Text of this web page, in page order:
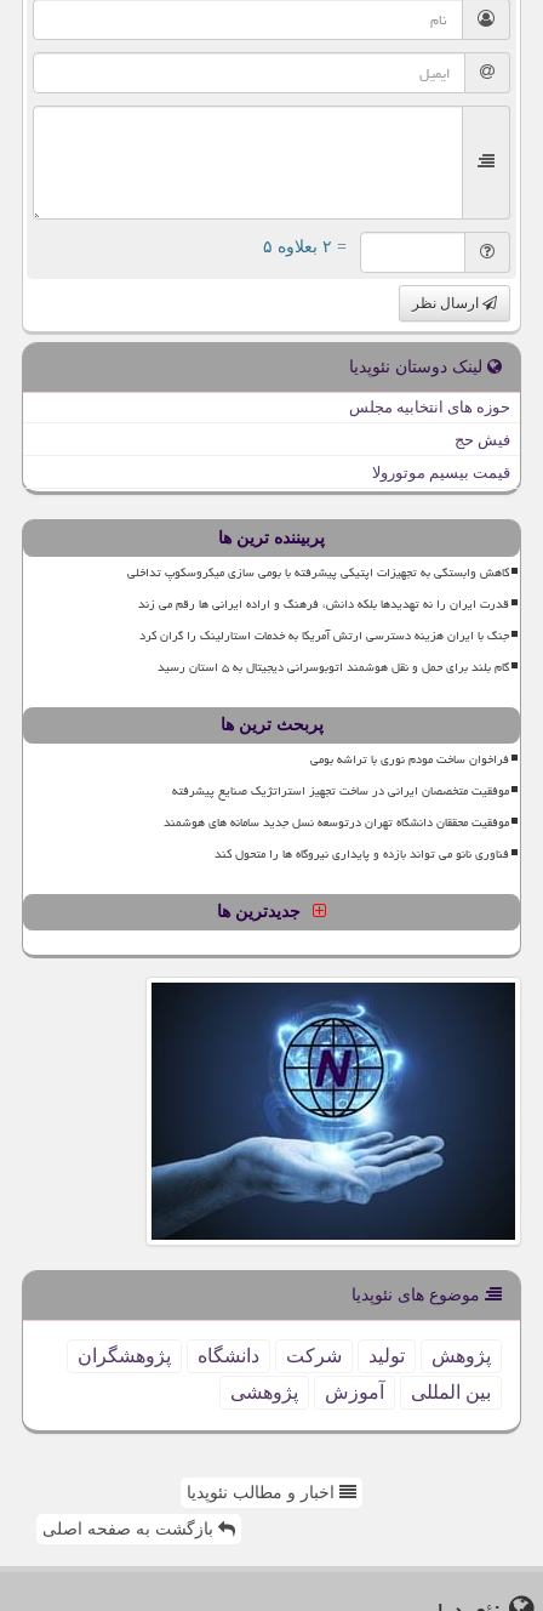
= ۲ بعلاوه ۵
ارسال نظر
لینک دوستان نئوپدیا
حوزه های انتخابیه مجلس
فیش حج
قیمت بیسیم موتورولا
پربیننده ترین ها
کاهش وابستگی به تجهیزات اپتیکی پیشرفته با بومی سازی میکروسکوپ تداخلی
قدرت ایران را نه تهدیدها بلکه دانش، فرهنگ و اراده ایرانی ها رقم می زند
جنگ با ایران هزینه دسترسی ارتش آمریکا به خدمات استارلینک را گران کرد
گام بلند برای حمل و نقل هوشمند اتوبوسرانی دیجیتال به ۵ استان رسید
پربحث ترین ها
فراخوان ساخت مودم نوری با تراشه بومی
موفقیت متخصصان ایرانی در ساخت تجهیز استراتژیک صنایع پیشرفته
موفقیت محققان دانشگاه تهران درتوسعه نسل جدید سامانه های هوشمند
فناوری نانو می تواند بازده و پایداری نیروگاه ها را متحول کند
جدیدترین ها
موضوع های نئوپدیا
پژوهش تولید شركت دانشگاه
پژوهشگران
بین المللی
آموزش پژوهشی
اخبار و مطالب نئوپدیا
بازگشت به صفحه اصلی